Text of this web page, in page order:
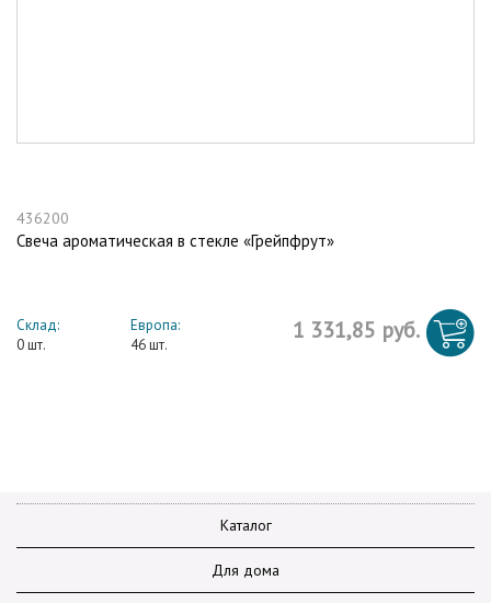
436200
Свеча ароматическая в стекле «Грейпфрут»
Склад:
0 шт.
Европа:
46 шт.
1 331,85 руб.
Каталог
Для дома